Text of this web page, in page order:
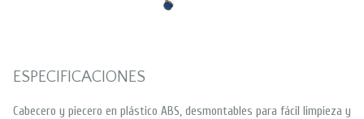
ESPECIFICACIONES
Cabecero y piecero en plástico ABS, desmontables para fácil limpieza y